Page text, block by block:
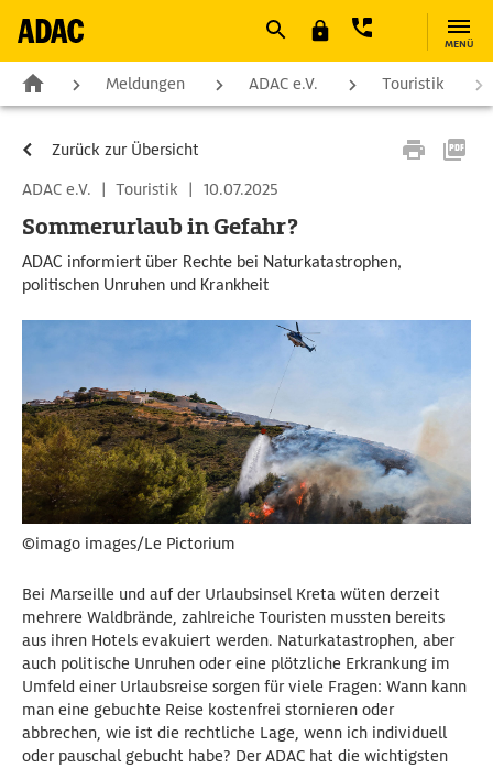
MENÜ
Meldungen ADAC e.V. Touristik
Zurück zur Übersicht
ADAC e.V.
| Touristik | 10.07.2025
Sommerurlaub in Gefahr?
ADAC informiert über Rechte bei Naturkatastrophen,
politischen Unruhen und Krankheit
©imago images/Le Pictorium
Bei Marseille und auf der Urlaubsinsel Kreta wüten derzeit
mehrere Waldbrände, zahlreiche Touristen mussten bereits
aus ihren Hotels evakuiert werden. Naturkatastrophen, aber
auch politische Unruhen oder eine plötzliche Erkrankung im
Umfeld einer Urlaubsreise sorgen für viele Fragen: Wann kann
man eine gebuchte Reise kostenfrei stornieren oder
abbrechen, wie ist die rechtliche Lage, wenn ich individuell
oder pauschal gebucht habe? Der ADAC hat die wichtigsten